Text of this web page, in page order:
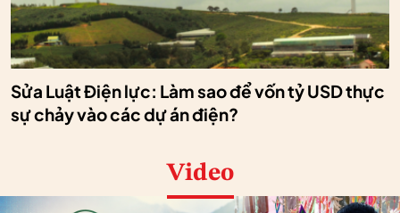
Sửa Luật Điện lực: Làm sao để vốn tỷ USD thực
sự chảy vào các dự án điện?
Video